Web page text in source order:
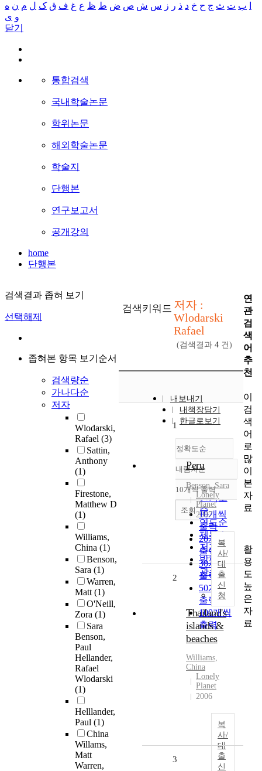
ب ت ث ج ح خ د ذ ر ز س ش ص ض ط ظ ع غ ف ق ک ل م ن ه
و ی
닫기
통합검색
국내학술논문
학위논문
해외학술논문
학술지
단행본
연구보고서
공개강의
home
단행본
검색결과 좁혀 보기
선택해제
좁혀본 항목 보기순서
검색량순
가나다순
저자
Wlodarski,
Rafael (3)
Sattin,
Anthony
(1)
Firestone,
Matthew D
(1)
Williams,
China (1)
Benson,
Sara (1)
Warren,
Matt(1)
O'Neill,
Zora (1)
Sara
Benson,
Paul
Hellander,
Rafael
Wlodarski
(1)
Helllander,
Paul (1)
China
Willams,
Matt
Warren,
검색키워드 저자 :
Wlodarski
Rafael
(검색결과 4 건)
내보내기
내책장담기
한글로보기
정확도순
정확도
순
인기도
순
연도순
제목순
저자순
발행기
관순
내림차순
내림차순
10개씩 출력
10개씩
출력
20개씩
출력
30개씩
출력
50개씩
출력
100개씩
출력
조회
1
Peru
Benson, Sara
Lonely
Planet
2007
복
사/
대
출
신
청
2
Thailand's
islands &
beaches
Williams,
China
Lonely
Planet
2006
복
사/
대
출
신
3
연
관
검
색
어
추
천
이
검
색
어
로
많
이
본
자
료
활
용
도
높
은
자
료